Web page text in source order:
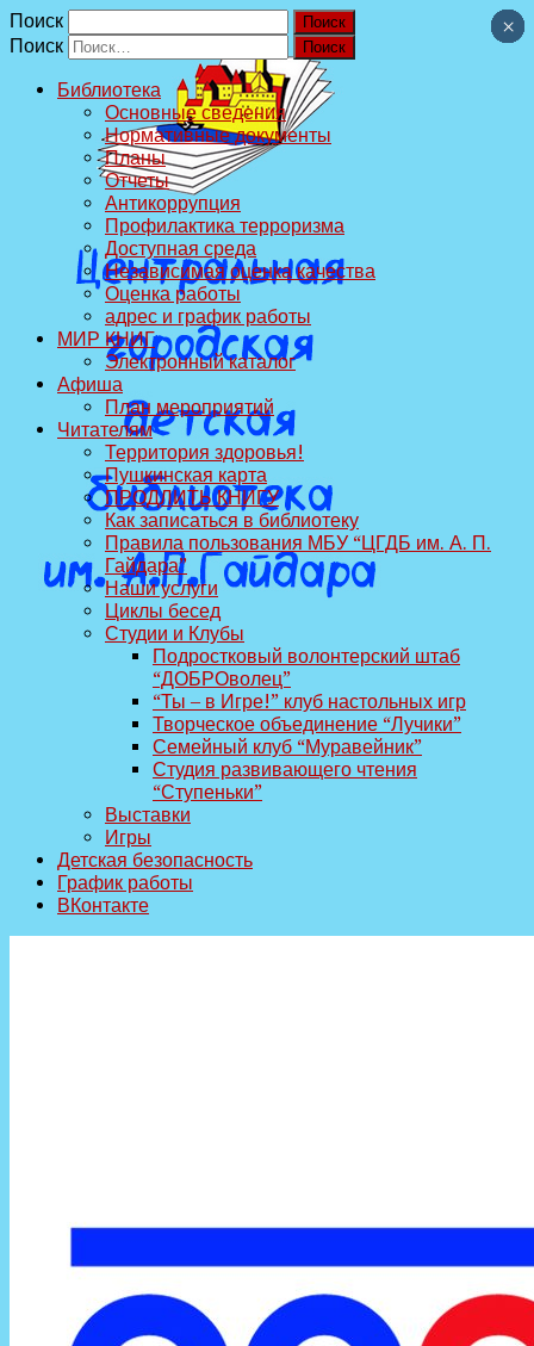
Поиск
Поиск
Библиотека
Основные сведения
Нормативные документы
Планы
Отчеты
Антикоррупция
Профилактика терроризма
Доступная среда
Независимая оценка качества
Оценка работы
адрес и график работы
МИР КНИГ
Электронный каталог
Афиша
План мероприятий
Читателям
Территория здоровья!
Пушкинская карта
ПРОДЛИТЬ КНИГУ
Как записаться в библиотеку
Правила пользования МБУ “ЦГДБ им. А. П.
Гайдара”
Наши услуги
Циклы бесед
Студии и Клубы
Подростковый волонтерский штаб
“ДОБРОволец”
“Ты – в Игре!” клуб настольных игр
Творческое объединение “Лучики”
Семейный клуб “Муравейник”
Студия развивающего чтения
“Ступеньки”
Выставки
Игры
Детская безопасность
График работы
ВКонтакте
×
×
×
×
×
×
×
×
×
×